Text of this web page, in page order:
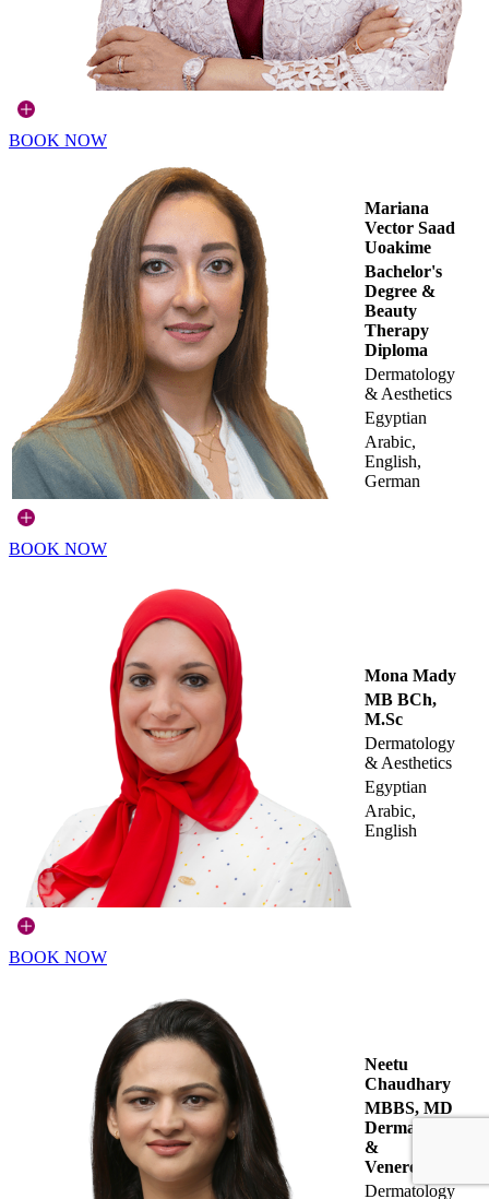
BOOK NOW
Mariana
Vector Saad
Uoakime
Bachelor's
Degree &
Beauty
Therapy
Diploma
Dermatology
& Aesthetics
Egyptian
Arabic,
English,
German
BOOK NOW
Mona Mady
MB BCh,
M.Sc
Dermatology
& Aesthetics
Egyptian
Arabic,
English
BOOK NOW
Neetu
Chaudhary
MBBS, MD
Dermatology
&
Venereology
Dermatology